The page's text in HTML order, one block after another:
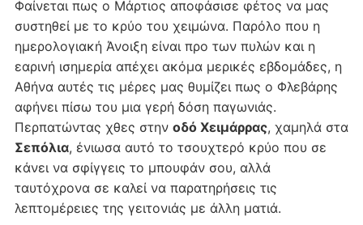
Φαίνεται πως ο Μάρτιος αποφάσισε φέτος να μας
συστηθεί με το κρύο του χειμώνα. Παρόλο που η
ημερολογιακή Άνοιξη είναι προ των πυλών και η
εαρινή ισημερία απέχει ακόμα μερικές εβδομάδες, η
Αθήνα αυτές τις μέρες μας θυμίζει πως ο Φλεβάρης
αφήνει πίσω του μια γερή δόση παγωνιάς.
Περπατώντας χθες στην οδό Χειμάρρας, χαμηλά στα
Σεπόλια, ένιωσα αυτό το τσουχτερό κρύο που σε
κάνει να σφίγγεις το μπουφάν σου, αλλά
ταυτόχρονα σε καλεί να παρατηρήσεις τις
λεπτομέρειες της γειτονιάς με άλλη ματιά.